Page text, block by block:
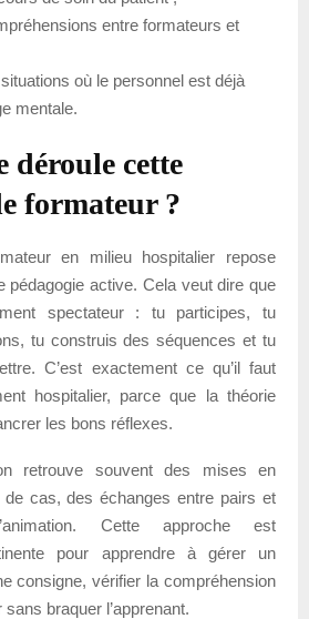
entre formateurs et
où le personnel est déjà
mentale.
déroule cette
formateur ?
en milieu hospitalier repose
pédagogie active. Cela veut dire que
spectateur : tu participes, tu
tu construis des séquences et tu
C’est exactement ce qu’il faut
hospitalier, parce que la théorie
les bons réflexes.
retrouve souvent des mises en
cas, des échanges entre pairs et
Cette approche est
pour apprendre à gérer un
consigne, vérifier la compréhension
braquer l’apprenant.